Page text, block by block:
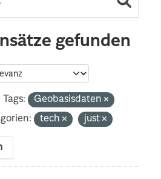
gefunden
Tags:
Geobasisdaten
tech just